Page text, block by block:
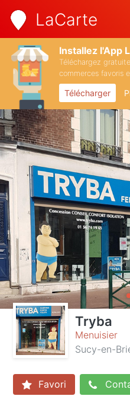
LaCarte
Installez l'App
Téléchargez
commerces favoris
Télécharger
Tryba
Menuisier
Sucy-en-
Favori